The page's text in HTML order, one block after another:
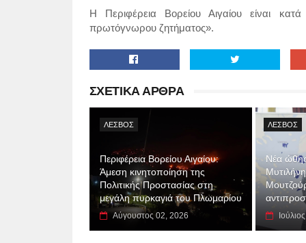
Η Περιφέρεια Βορείου Αιγαίου είναι
πρωτόγνωρου ζητήματος».
ΣΧΕΤΙΚΑ ΑΡΘΡΑ
ΛΕΣΒΟΣ
Περιφέρεια Βορείου Αιγαίου:
Άμεση κινητοποίηση της
Πολιτικής Προστασίας στη
μεγάλη πυρκαγιά του Πλωμαρίου
Αύγουστος 02, 2026
ΛΕΣΒΟΣ
Νέα